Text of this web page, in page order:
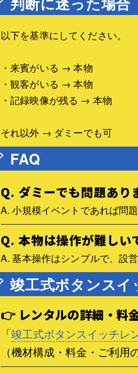
以下を基準にしてください。
・来賓がいる → 本物
・観客がいる → 本物
・記録映像が残る → 本物
それ以外 → ダミーでも可
FAQ
Q. ダミーでも問題あり
A. 小規模イベントであれば問
Q. 本物は操作が難しい
A. 基本操作はシンプルで、設営
竣工式ボタンスイ
👉 レンタルの詳細・料
「竣工式ボタンスイッチレ
（機材構成・料金・ご利用